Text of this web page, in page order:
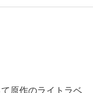
原作のライトラベ